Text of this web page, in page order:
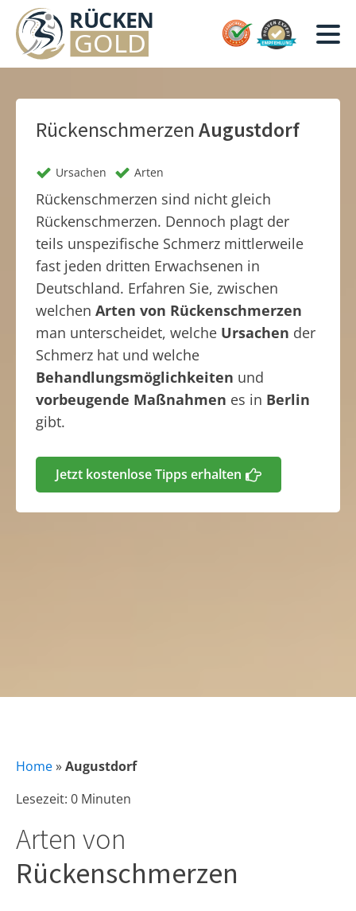
RückenschmerzenAugustdorf
Ursachen Arten
Rückenschmerzen sind nicht gleich
Rückenschmerzen. Dennoch plagt der
teils unspezifische Schmerz mittlerweile
fast jeden dritten Erwachsenen in
Deutschland. Erfahren Sie, zwischen
welchen Arten von Rückenschmerzen
man unterscheidet, welche Ursachen der
Schmerz hat und welche
Behandlungsmöglichkeiten und
vorbeugende Maßnahmen es in Berlin
gibt.
Jetzt kostenlose Tipps erhalten
Home»Augustdorf
Lesezeit: 0 Minuten
Arten von
Rückenschmerzen